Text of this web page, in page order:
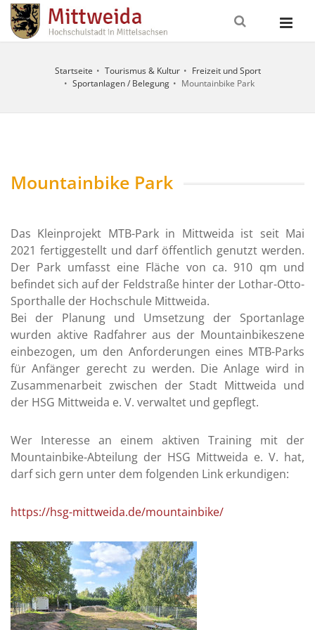
09:00 - 12:00
Uhr und
13:30 - 16:00
Uhr
09:00 - 12:00
Uhr und
13:30 - 16:00
Uhr
nach
Vereinbarung
09:00 - 12:00
Uhr und
Uhr
09:00 - 12:00
Uhr
Uhr (jeden 1.
Samstag im
/ Erste
112
/
0371
/ 192
22
116
117
03727
/ 997
274
110
/ 980
0
03727
0361
/ 730
0800
/ 230
50 70
0800
/
Startseite Tourismus & Kultur
Freizeit und Sport
Sportanlagen / Belegung
Mountainbike Park
Mountainbike Park
Das Kleinprojekt MTB-Park in Mittweida ist seit Mai
2021 fertiggestellt und darf öffentlich genutzt werden.
Der Park umfasst eine Fläche von ca. 910 qm und
befindet sich auf der Feldstraße hinter der Lothar-Otto-
Sporthalle der Hochschule Mittweida.
Bei der Planung und Umsetzung der Sportanlage
wurden aktive Radfahrer aus der Mountainbikeszene
einbezogen, um den Anforderungen eines MTB-Parks
für Anfänger gerecht zu werden. Die Anlage wird in
Zusammenarbeit zwischen der Stadt Mittweida und
der HSG Mittweida e. V. verwaltet und gepflegt.
Wer Interesse an einem aktiven Training mit der
Mountainbike-Abteilung der HSG Mittweida e. V. hat,
darf sich gern unter dem folgenden Link erkundigen:
https://hsg-mittweida.de/mountainbike/